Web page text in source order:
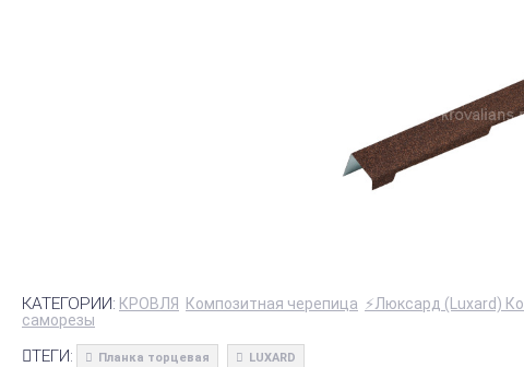
КАТЕГОРИИ: КРОВЛЯ Композитная черепица ⚡Люксард (Luxard)
саморезы
ТЕГИ: Планка торцевая LUXARD